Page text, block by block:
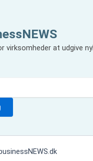
virksomheder at udgive